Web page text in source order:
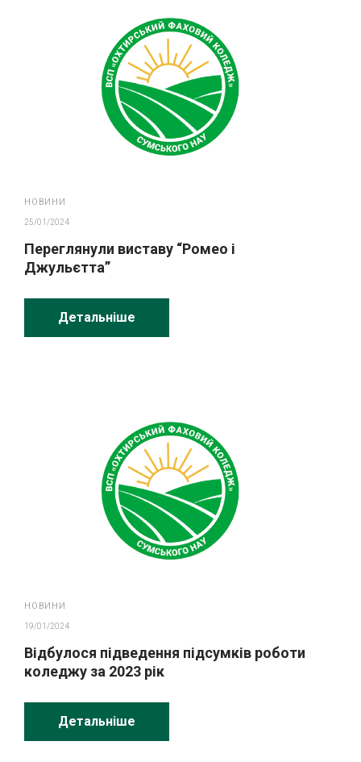
НОВИНИ
25/01/2024
Переглянули виставу “Ромео і
Джульєтта”
Детальніше
НОВИНИ
19/01/2024
Відбулося підведення підсумків роботи
коледжу за 2023 рік
Детальніше